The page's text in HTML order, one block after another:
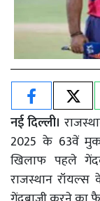
नई दिल्ली।
2025 के 63वें
खिलाफ पहले
राजस्थान